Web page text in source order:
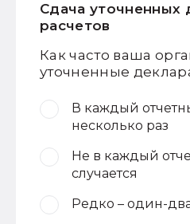
Сдача уточненных
расчетов
Как часто ваша
уточненные
В каждый
несколько раз
Не в каждый
случается
Редко – один-